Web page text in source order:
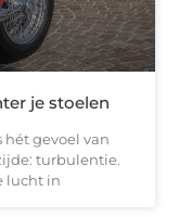
je stoelen
hét gevoel van
turbulentie.
lucht in